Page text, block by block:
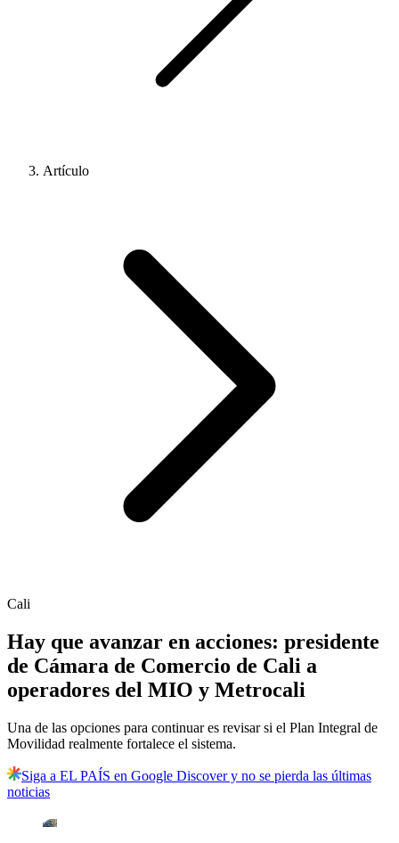
Artículo
Cali
Hay que avanzar en acciones: presidente
de Cámara de Comercio de Cali a
operadores del MIO y Metrocali
Una de las opciones para continuar es revisar si el Plan Integral de
Movilidad realmente fortalece el sistema.
Siga a EL PAÍS en Google Discover y no se pierda las últimas
noticias